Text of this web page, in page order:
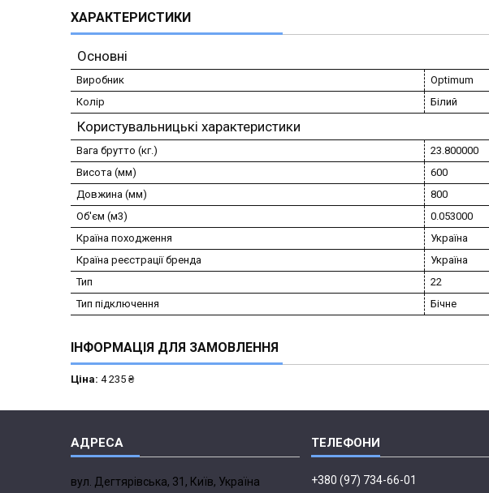
ХАРАКТЕРИСТИКИ
Основні
Виробник
Optimum
Колір
Білий
Користувальницькі характеристики
Вага брутто (кг.)
23.800000
Висота (мм)
600
Довжина (мм)
800
Об'єм (м3)
0.053000
Країна походження
Україна
Країна реєстрації бренда
Україна
Тип
22
Тип підключення
Бічне
ІНФОРМАЦІЯ ДЛЯ ЗАМОВЛЕННЯ
Ціна: 4 235 ₴
вул. Дегтярівська, 31, Київ, Україна +380 (97) 734-66-01